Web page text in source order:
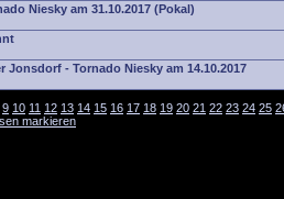
Niesky am 31.10.2017 (Pokal)
Jonsdorf - Tornado Niesky am 14.10.2017
9 10 11 12 13 14 15 16 17 18 19 20 21 22 23 24 25
markieren